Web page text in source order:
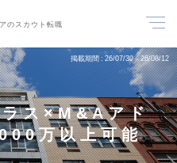
のスカウト転職
掲載期間 26/07/30～26/08/12
ラス×M&Aアド
万以上可能